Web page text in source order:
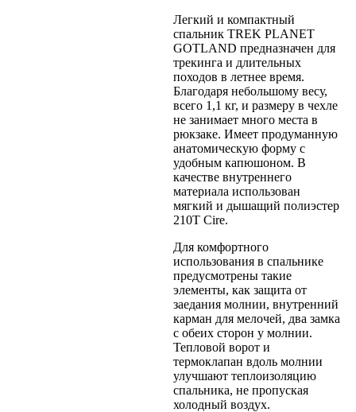
Легкий и компактный
спальник TREK PLANET
GOTLAND предназначен для
трекинга и длительных
походов в летнее время.
Благодаря небольшому весу,
всего 1,1 кг, и размеру в чехле
не занимает много места в
рюкзаке. Имеет продуманную
анатомическую форму с
удобным капюшоном. В
качестве внутреннего
материала использован
мягкий и дышащий полиэстер
210T Cire.
Для комфортного
использования в спальнике
предусмотрены такие
элементы, как защита от
заедания молнии, внутренний
карман для мелочей, два замка
с обеих сторон у молнии.
Тепловой ворот и
термоклапан вдоль молнии
улучшают теплоизоляцию
спальника, не пропуская
холодный воздух.